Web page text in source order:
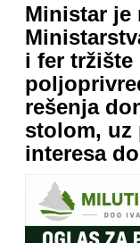
Ministar je
i fer tržište
rešenja
stolom, uz
interesa